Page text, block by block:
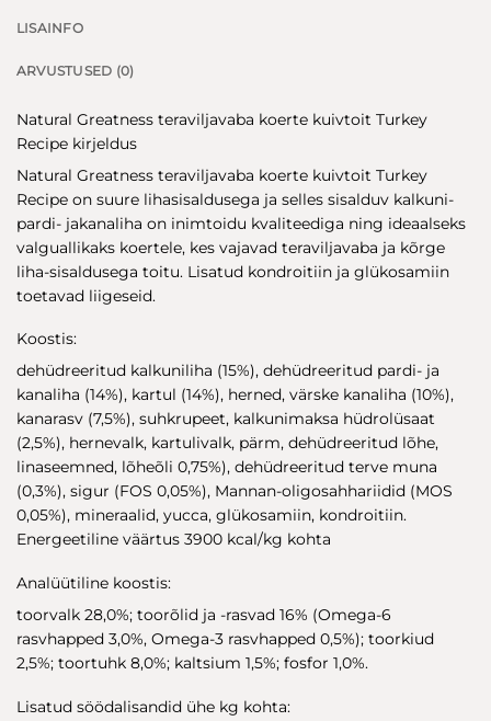
LISAINFO
ARVUSTUSED (0)
Natural Greatness teraviljavaba koerte kuivtoit Turkey
Recipe kirjeldus
Natural Greatness teraviljavaba koerte kuivtoit Turkey
Recipe on suure lihasisaldusega ja selles sisalduv kalkuni-
pardi- jakanaliha on inimtoidu kvaliteediga ning ideaalseks
valguallikaks koertele, kes vajavad teraviljavaba ja kõrge
liha-sisaldusega toitu. Lisatud kondroitiin ja glükosamiin
toetavad liigeseid.
Koostis:
dehüdreeritud kalkuniliha (15%), dehüdreeritud pardi- ja
kanaliha (14%), kartul (14%), herned, värske kanaliha (10%),
kanarasv (7,5%), suhkrupeet, kalkunimaksa hüdrolüsaat
(2,5%), hernevalk, kartulivalk, pärm, dehüdreeritud lõhe,
linaseemned, lõheõli 0,75%), dehüdreeritud terve muna
(0,3%), sigur (FOS 0,05%), Mannan-oligosahhariidid (MOS
0,05%), mineraalid, yucca, glükosamiin, kondroitiin.
Energeetiline väärtus 3900 kcal/kg kohta
Analüütiline koostis:
toorvalk 28,0%; toorõlid ja -rasvad 16% (Omega-6
rasvhapped 3,0%, Omega-3 rasvhapped 0,5%); toorkiud
2,5%; toortuhk 8,0%; kaltsium 1,5%; fosfor 1,0%.
Lisatud söödalisandid ühe kg kohta: